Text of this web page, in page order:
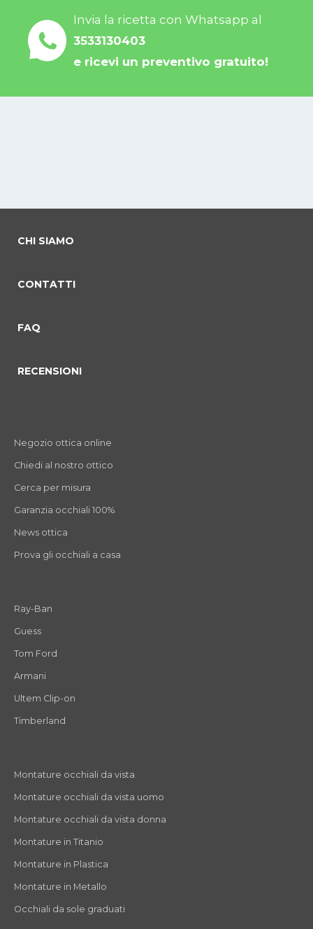
Invia la ricetta con Whatsapp al
3533130403
e ricevi un preventivo gratuito!
CHI SIAMO
CONTATTI
FAQ
RECENSIONI
Negozio ottica online
Chiedi al nostro ottico
Cerca per misura
Garanzia occhiali 100%
News ottica
Prova gli occhiali a casa
Ray-Ban
Guess
Tom Ford
Armani
Ultem Clip-on
Timberland
Montature occhiali da vista
Montature occhiali da vista uomo
Montature occhiali da vista donna
Montature in Titanio
Montature in Plastica
Montature in Metallo
Occhiali da sole graduati